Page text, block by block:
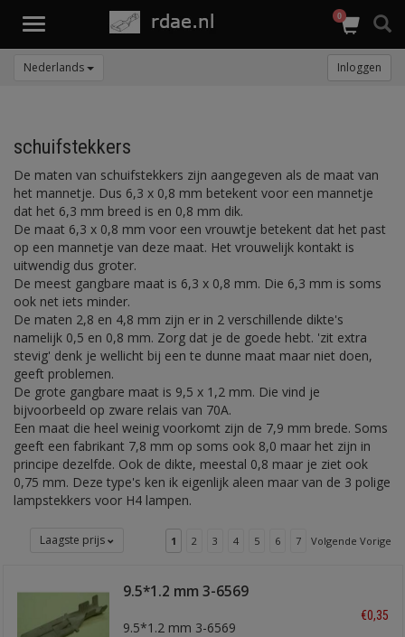
Toggle
0
Nederlands Inloggen
schuifstekkers
De maten van schuifstekkers zijn aangegeven als de maat van
het mannetje. Dus 6,3 x 0,8 mm betekent voor een mannetje
dat het 6,3 mm breed is en 0,8 mm dik.
De maat 6,3 x 0,8 mm voor een vrouwtje betekent dat het past
op een mannetje van deze maat. Het vrouwelijk kontakt is
uitwendig dus groter.
De meest gangbare maat is 6,3 x 0,8 mm. Die 6,3 mm is soms
ook net iets minder.
De maten 2,8 en 4,8 mm zijn er in 2 verschillende dikte's
namelijk 0,5 en 0,8 mm. Zorg dat je de goede hebt. 'zit extra
stevig' denk je wellicht bij een te dunne maat maar niet doen,
geeft problemen.
De grote gangbare maat is 9,5 x 1,2 mm. Die vind je
bijvoorbeeld op zware relais van 70A.
Een maat die heel weinig voorkomt zijn de 7,9 mm brede. Soms
geeft een fabrikant 7,8 mm op soms ook 8,0 maar het zijn in
principe dezelfde. Ook de dikte, meestal 0,8 maar je ziet ook
0,75 mm. Deze type's ken ik eigenlijk aleen maar van de 3 polige
lampstekkers voor H4 lampen.
Laagste prijs 1 2 3 4 5 6 7 Volgende Vorige
9.5*1.2 mm 3-6569
9.5*1.2 mm 3-6569
€0,35